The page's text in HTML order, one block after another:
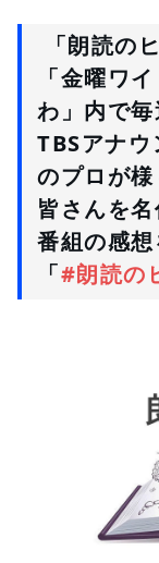
「朗読の
「金曜ワ
わ」 内で
TBSアナ
のプロが様
皆さんを
番組の感
「#朗読の